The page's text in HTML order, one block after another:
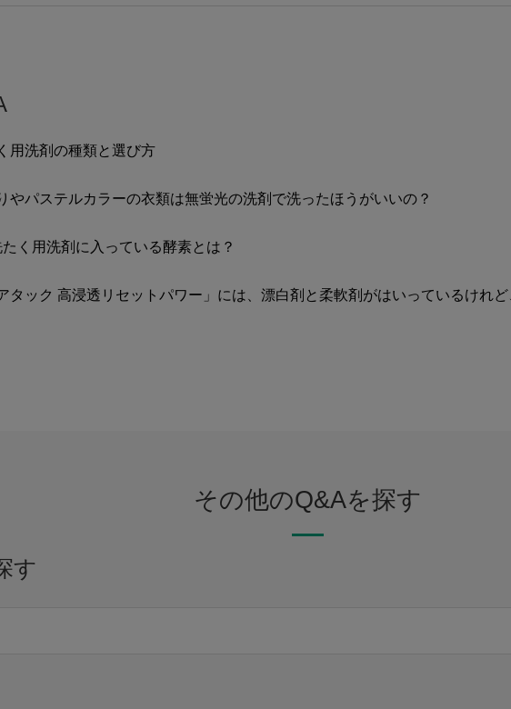
用洗剤の種類と選び方
やパステルカラーの衣類は無蛍光の洗剤で洗ったほうがいいの？
たく用洗剤に入っている酵素とは？
タック 高浸透リセットパワー」には、漂白剤と柔軟剤がはいっているけれ
その他のQ&Aを探す
す